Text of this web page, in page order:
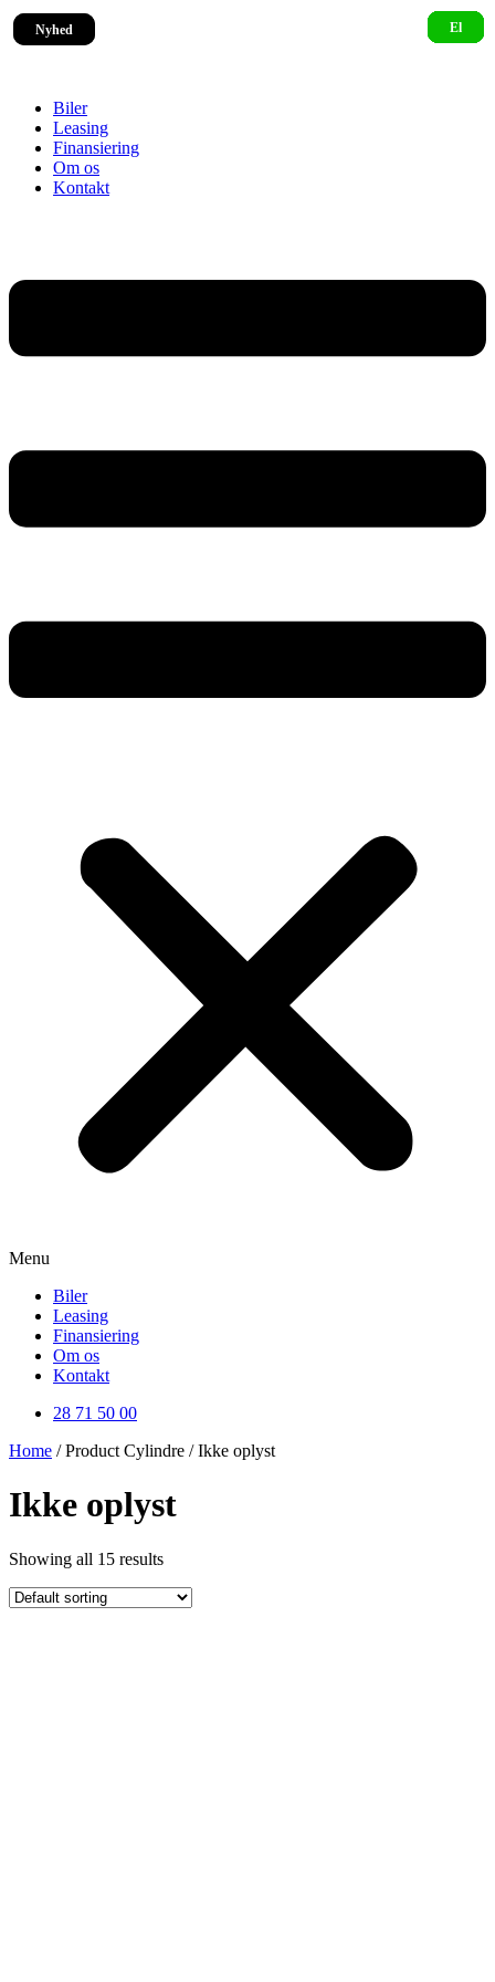
Biler
Leasing
Finansiering
Om os
Kontakt
Menu
Biler
Leasing
Finansiering
Om os
Kontakt
28 71 50 00
Home / Product Cylindre / Ikke oplyst
Ikke oplyst
Showing all 15 results
Nyhed
Nyhed